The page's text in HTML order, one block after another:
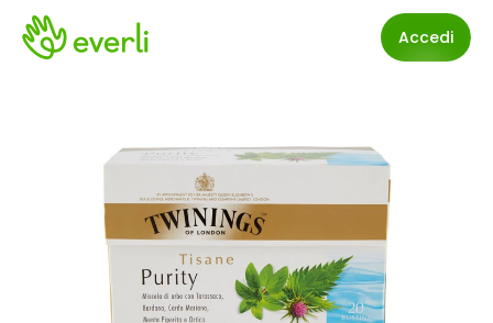
Accedi